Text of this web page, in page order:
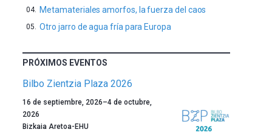
Metamateriales amorfos, la fuerza del caos
Otro jarro de agua fría para Europa
PRÓXIMOS EVENTOS
Bilbo Zientzia Plaza 2026
Un
año
más,
16 de septiembre, 2026–4 de octubre,
2026
Bizkaia Aretoa-EHU